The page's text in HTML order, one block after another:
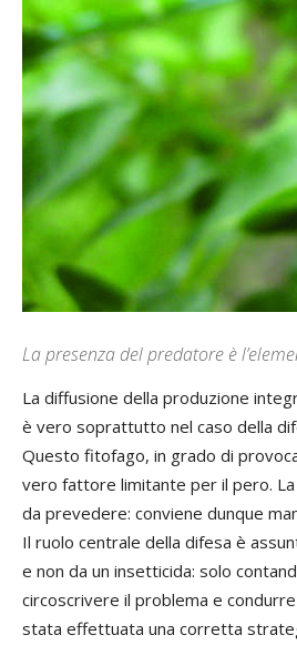
La presenza del predatore è
La diffusione della produzione
è vero soprattutto nel caso della
Questo fitofago, in grado di
vero fattore limitante per il pero.
da prevedere: conviene dunque
Il ruolo centrale della difesa è
e non da un insetticida: solo
circoscrivere il problema e
stata effettuata una corretta